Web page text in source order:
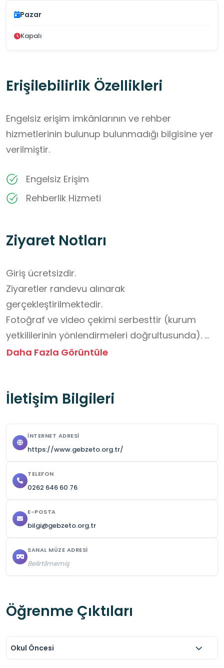
Pazar
Kapalı
Erişilebilirlik Özellikleri
Engelsiz erişim imkânlarının ve rehber
hizmetlerinin bulunup bulunmadığı bilgisine yer
verilmiştir.
Engelsiz Erişim
Rehberlik Hizmeti
Ziyaret Notları
Giriş ücretsizdir.
Ziyaretler randevu alınarak
gerçekleştirilmektedir.
Fotoğraf ve video çekimi serbesttir (kurum
yetkililerinin yönlendirmeleri doğrultusunda).
Toplu öğrenci ziyaretlerine uygundur.
Ziyaret sırasında kurum kurallarına uyulması
Daha Fazla Görüntüle
İletişim Bilgileri
İNTERNET ADRESI
https://www.gebzeto.org.tr/
TELEFON
0262 646 60 76
E-POSTA
bilgi@gebzeto.org.tr
SANAL MÜZE ADRESI
Belirtilmemiş
Öğrenme Çıktıları
Okul Öncesi